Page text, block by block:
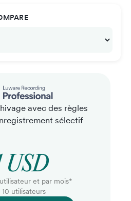
avec des règles
sélectif
USD
et par mois*
10 utilisateurs